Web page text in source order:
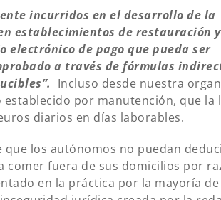
incurridos en el desarrollo de la
establecimientos de restauración y
de pago que pueda ser
a través de fórmulas
”. Incluso desde nuestra
por manutención, que la
diarios en días laborables.
que los autónomos no puedan
comer fuera de sus domicilios por
en la práctica por la mayoría de